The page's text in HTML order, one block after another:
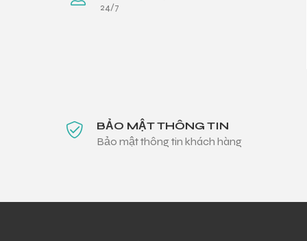
24/7
BẢO MẬT THÔNG TIN
Bảo mật thông tin khách hàng